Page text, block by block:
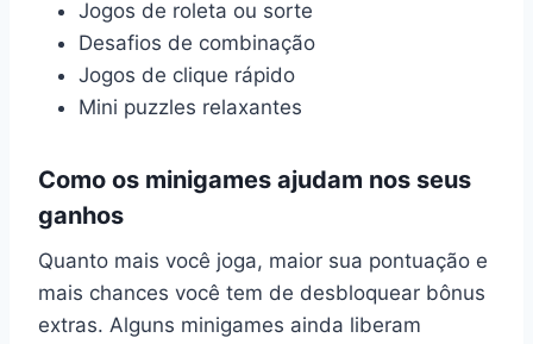
Jogos de roleta ou sorte
Desafios de combinação
Jogos de clique rápido
Mini puzzles relaxantes
Como os minigames ajudam nos seus
ganhos
Quanto mais você joga, maior sua pontuação e
mais chances você tem de desbloquear bônus
extras. Alguns minigames ainda liberam